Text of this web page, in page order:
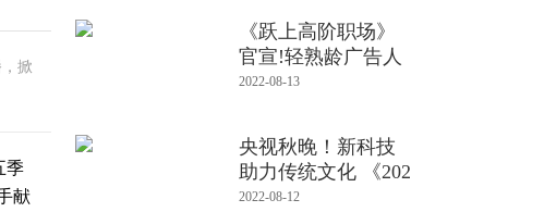
掀
季
献
《跃上高阶职场》
官宣!轻熟龄广告人
如何“
2022-08-13
央视秋晚！新科技
助力传统文化 《202
2年中央
2022-08-12